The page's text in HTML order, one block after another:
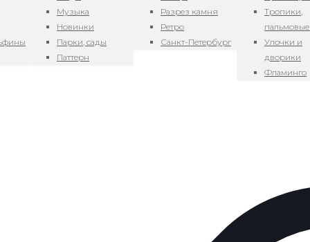
Музыка
Новинки
Парки, сады
Паттерн
Разрез камня
Ретро
Санкт-Петербург
Тропики,
пальмовые
Улочки и
дворики
Фламинго